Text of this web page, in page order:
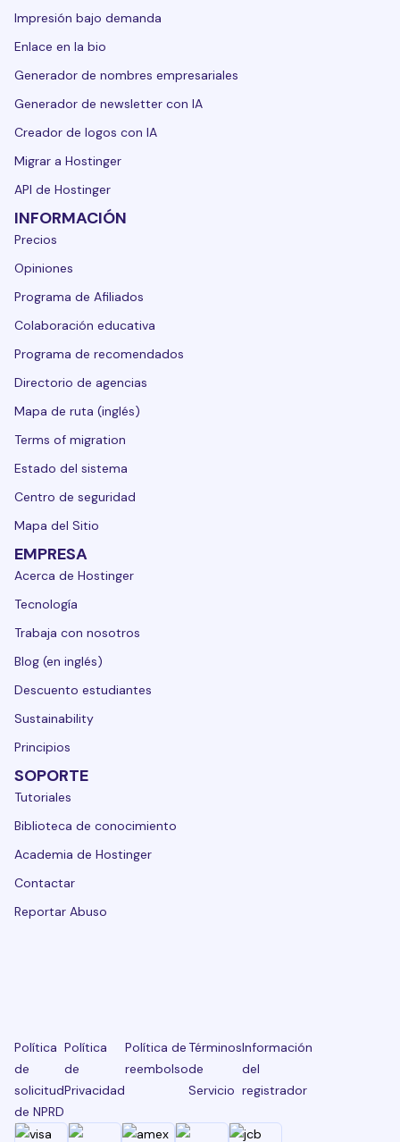
Impresión bajo demanda
Enlace en la bio
Generador de nombres empresariales
Generador de newsletter con IA
Creador de logos con IA
Migrar a Hostinger
API de Hostinger
INFORMACIÓN
Precios
Opiniones
Programa de Afiliados
Colaboración educativa
Programa de recomendados
Directorio de agencias
Mapa de ruta (inglés)
Terms of migration
Estado del sistema
Centro de seguridad
Mapa del Sitio
EMPRESA
Acerca de Hostinger
Tecnología
Trabaja con nosotros
Blog (en inglés)
Descuento estudiantes
Sustainability
Principios
SOPORTE
Tutoriales
Biblioteca de conocimiento
Academia de Hostinger
Contactar
Reportar Abuso
Política
de
solicitud
de NPRD
Política
de
Privacidad
Política de
reembolso
Términos
de
Servicio
Información
del
registrador